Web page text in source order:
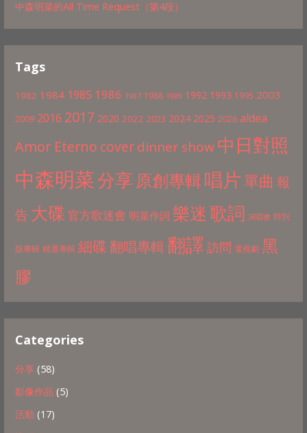
中森明菜的All Time Request（第4段）
Tags
1982 1984 1985 1986 1987 1988 1989 1992 1993 1995 2003
2009 2016 2017 2020 2022 2023 2024 2025 2026 aldea
Amor Eterno coverdinner show中日對照
中森明菜分享 原創專輯唱片單曲 報
告 大碟 官方歌迷會 明菜作詞 樂迷歌詞 演唱會 特別
版專輯 精選專輯 細碟翻唱專輯翻譯 訪問 電視劇 黑
膠
Categories
分享 (58)
影像作品 (5)
活動 (17)